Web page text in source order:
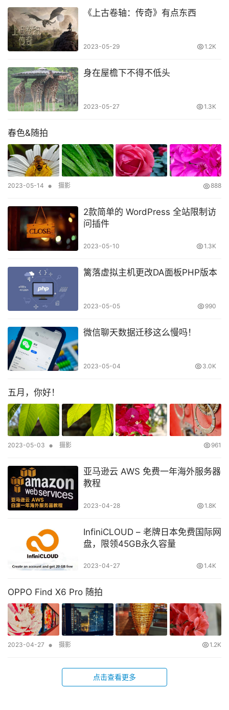
《上古卷轴：传奇》有点东西
2023-05-29 1.2K
身在屋檐下不得不低头
2023-05-27 1.3K
春色&随拍
2023-05-14 • 摄影 888
2款简单的 WordPress 全站限制访
问插件
2023-05-10 1.3K
篱落虚拟主机更改DA面板PHP版本
2023-05-05 990
微信聊天数据迁移这么慢吗！
2023-05-04 3.0K
五月，你好！
2023-05-03 • 摄影 961
亚马逊云 AWS 免费一年海外服务器
教程
2023-04-28 1.8K
InfiniCLOUD – 老牌日本免费国际网
盘，限领45GB永久容量
2023-04-27 1.4K
OPPO Find X6 Pro 随拍
2023-04-27 • 摄影 1.2K
点击查看更多